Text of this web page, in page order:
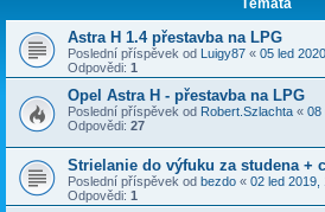
Témata
Astra H 1.4 přestavba na LPG
Poslední příspěvek od Luigy87 « 05 led
Odpovědi: 1
Opel Astra H - přestavba na LPG
Poslední příspěvek od Robert.Szlachta « 08
Odpovědi: 27
Strielanie do výfuku za studena +
Poslední příspěvek od bezdo « 02 led 2019,
Odpovědi: 1